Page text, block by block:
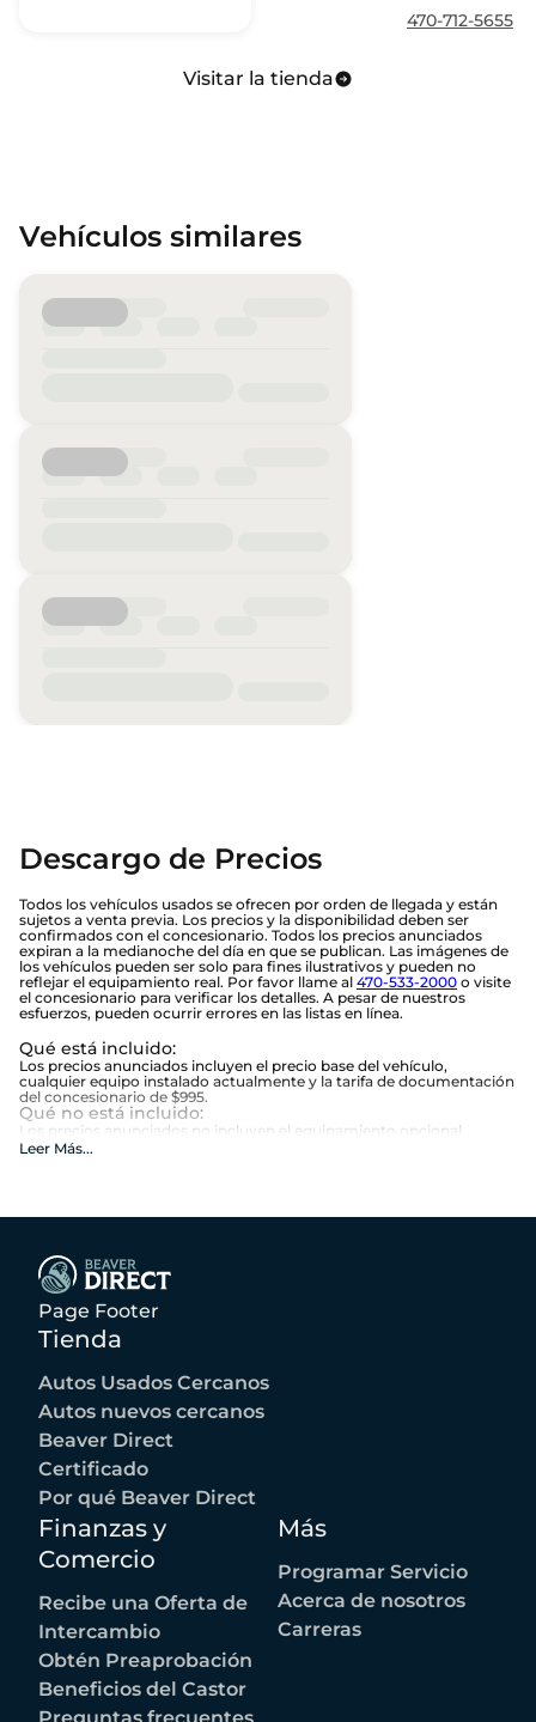
470-712-5655
Visitar la tienda
Vehículos similares
Descargo de Precios
Todos los vehículos usados se ofrecen por orden de llegada y están
sujetos a venta previa. Los precios y la disponibilidad deben ser
confirmados con el concesionario. Todos los precios anunciados
expiran a la medianoche del día en que se publican. Las imágenes de
los vehículos pueden ser solo para fines ilustrativos y pueden no
reflejar el equipamiento real. Por favor llame al 470-533-2000 o visite
el concesionario para verificar los detalles. A pesar de nuestros
esfuerzos, pueden ocurrir errores en las listas en línea.
Qué está incluido:
Los precios anunciados incluyen el precio base del vehículo,
cualquier equipo instalado actualmente y la tarifa de documentación
del concesionario de $995.
Qué no está incluido:
Los precios anunciados no incluyen el equipamiento opcional
seleccionado por el comprador, impuestos estatales y locales,
Leer Más...
Page Footer
Tienda
Autos Usados Cercanos
Autos nuevos cercanos
Beaver Direct
Certificado
Por qué Beaver Direct
Finanzas y
Comercio
Recibe una Oferta de
Intercambio
Obtén Preaprobación
Beneficios del Castor
Preguntas frecuentes
Más
Programar Servicio
Acerca de nosotros
Carreras